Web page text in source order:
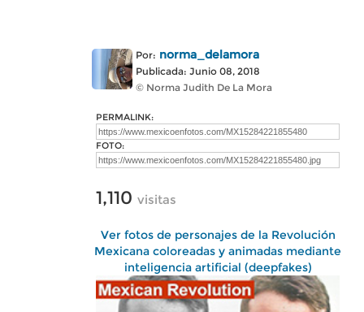
Por: norma_delamora
Publicada: Junio 08, 2018
© Norma Judith De La Mora
PERMALINK:
FOTO:
1,110 visitas
Ver fotos de personajes de la Revolución
Mexicana coloreadas y animadas mediante
inteligencia artificial (deepfakes)